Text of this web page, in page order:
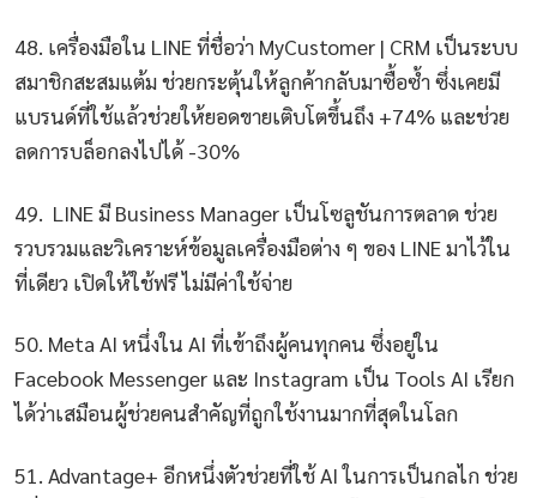
48. เครื่องมือใน LINE ที่ชื่อว่า MyCustomer | CRM เป็นระบบ
สมาชิกสะสมแต้ม ช่วยกระตุ้นให้ลูกค้ากลับมาซื้อซ้ำ ซึ่งเคยมี
แบรนด์ที่ใช้แล้วช่วยให้ยอดขายเติบโตขึ้นถึง +74% และช่วย
ลดการบล็อกลงไปได้ -30%
49. LINE มี Business Manager เป็นโซลูชันการตลาด ช่วย
รวบรวมและวิเคราะห์ข้อมูลเครื่องมือต่าง ๆ ของ LINE มาไว้ใน
ที่เดียว เปิดให้ใช้ฟรี ไม่มีค่าใช้จ่าย
50. Meta AI หนึ่งใน AI ที่เข้าถึงผู้คนทุกคน ซึ่งอยู่ใน
Facebook Messenger และ Instagram เป็น Tools AI เรียก
ได้ว่าเสมือนผู้ช่วยคนสำคัญที่ถูกใช้งานมากที่สุดในโลก
51. Advantage+ อีกหนึ่งตัวช่วยที่ใช้ AI ในการเป็นกลไก ช่วย